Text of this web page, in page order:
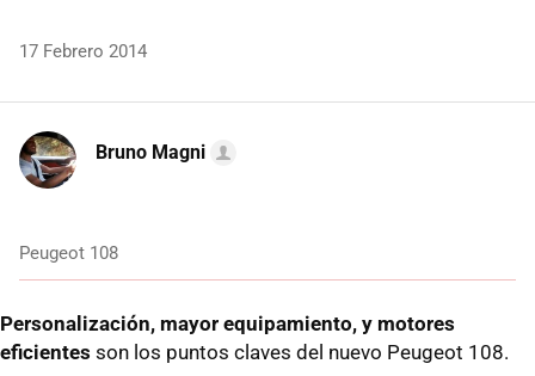
17 Febrero 2014
Bruno Magni
Peugeot 108
Personalización, mayor equipamiento, y motores
eficientes son los puntos claves del nuevo Peugeot 108.